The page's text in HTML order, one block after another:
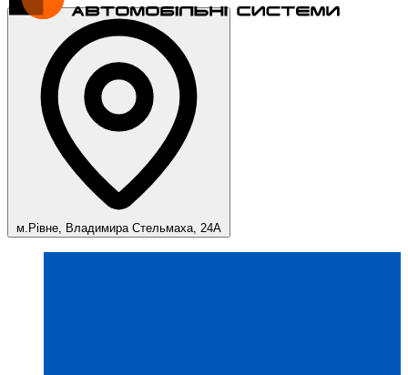
м.Рівне, Владимира Стельмаха, 24А